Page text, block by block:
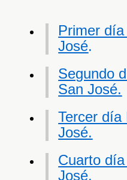
Primer
José.
Segundo
San José.
Tercer día
José.
Cuarto
José.